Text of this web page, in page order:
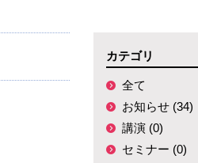
カテゴリ
全て
お知らせ (34)
講演 (0)
セミナー (0)